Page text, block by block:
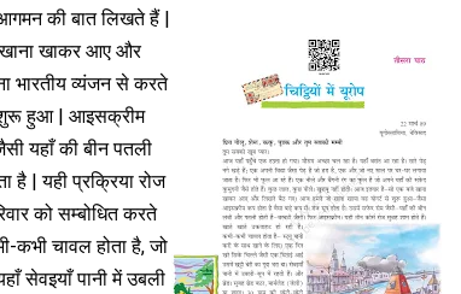
की बात लिखते हैं |
खाकर आए और
भारतीय व्यंजन से करते
शुरू हुआ | आइसक्रीम
यहाँ की बीन पतली
है | यही प्रक्रिया रोज
को सम्बोधित करते
चावल होता है, जो
सेवइयाँ पानी में उबली